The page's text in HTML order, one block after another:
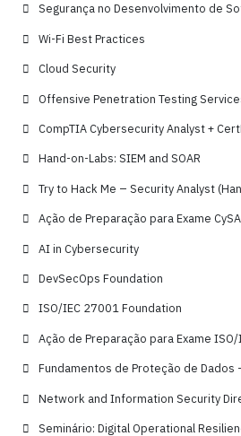
Segurança no Desenvolvimento de
Wi-Fi Best Practices
Cloud Security
Offensive Penetration Testing
CompTIA Cybersecurity Analyst +
Hand-on-Labs: SIEM and SOAR
Try to Hack Me – Security Analyst
Ação de Preparação para Exame
AI in Cybersecurity
DevSecOps Foundation
ISO/IEC 27001 Foundation
Ação de Preparação para Exame ISO/
Fundamentos de Proteção de Dados
Network and Information Security
Seminário: Digital Operational